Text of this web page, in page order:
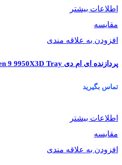
اطلاعات بیشتر
مقایسه
افزودن به علاقه مندی
پردازنده ای ام دی AMD Ryzen 9 9950X3D Tray
تماس بگیرید
اطلاعات بیشتر
مقایسه
افزودن به علاقه مندی